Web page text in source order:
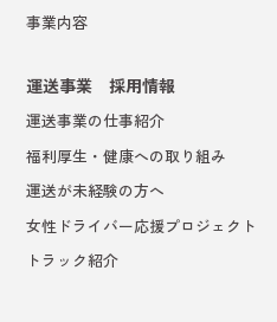
事業内容
運送事業 採用情報
運送事業の仕事紹介
福利厚生・健康への取り組み
運送が未経験の方へ
女性ドライバー応援プロジェクト
トラック紹介